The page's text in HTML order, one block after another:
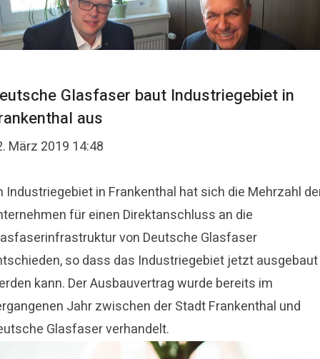
Glasfaser baut Industriegebiet in
aus
März 2019 14:48
Industriegebiet in Frankenthal hat sich die Mehrzahl
für einen Direktanschluss an die
von Deutsche Glasfaser
so dass das Industriegebiet jetzt ausgebaut
kann. Der Ausbauvertrag wurde bereits im
Jahr zwischen der Stadt Frankenthal und
Glasfaser verhandelt.